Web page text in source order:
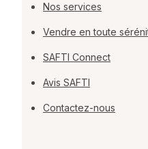
Nos services
Vendre en toute
SAFTI Connect
Avis SAFTI
Contactez-nous